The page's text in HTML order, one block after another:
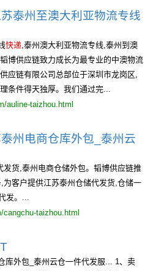
苏泰州至澳大利亚物流专线
快递,泰州澳大利亚物流专线,泰州到澳
博供应链致力成长为最专业的中澳物流
应链有限公司总部位于深圳市龙岗区,
条件得天独厚。我们通过完...
auline-taizhou.html
州电商仓库外包_泰州云
发货,泰州电商仓储外包。韬博供应链推
客户提供江苏泰州仓储代发货,仓储一
发。...
taizhou.html
库外包_泰州云仓一件代发服... 1、卖